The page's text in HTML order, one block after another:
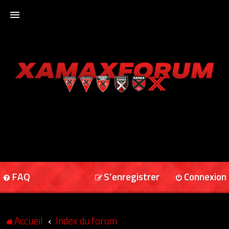
XAMAXFORUM
FAQ Connexion
S’enregistrer
Accueil Index du forum